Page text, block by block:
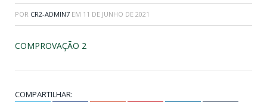
POR CR2-ADMIN7 EM 11 DE JUNHO DE 2021
COMPROVAÇÃO 2
COMPARTILHAR: